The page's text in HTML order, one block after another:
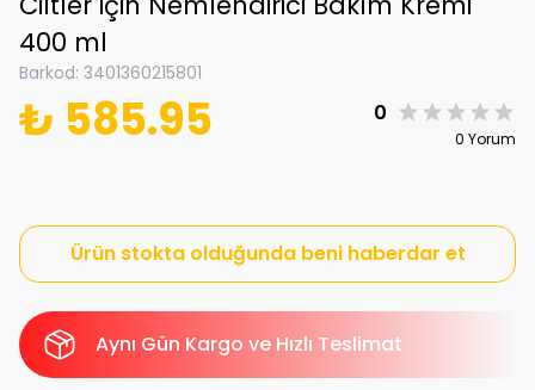
400 ml
Barkod: 3401360215801
₺ 585.95 0
0 Yorum
Ürün stokta olduğunda beni haberdar et
Aynı Gün Kargo ve Hızlı Teslimat